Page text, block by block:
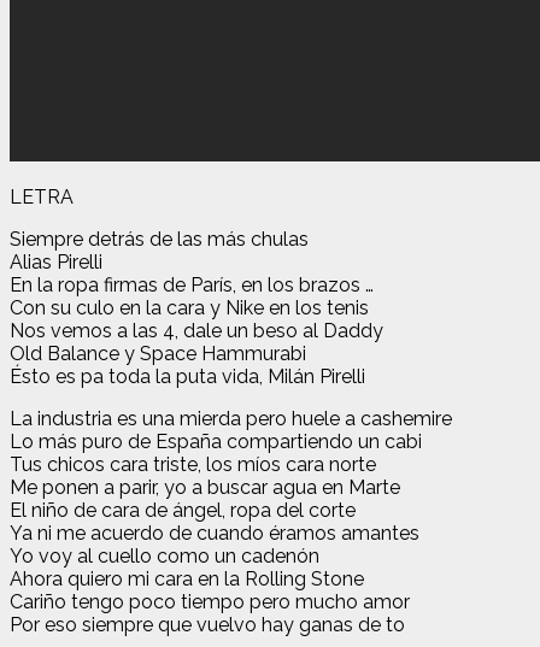
LETRA
Siempre detrás de las más chulas
Alias Pirelli
En la ropa firmas de París, en los brazos …
Con su culo en la cara y Nike en los tenis
Nos vemos a las 4, dale un beso al Daddy
Old Balance y Space Hammurabi
Ésto es pa toda la puta vida, Milán Pirelli
La industria es una mierda pero huele a cashemire
Lo más puro de España compartiendo un cabi
Tus chicos cara triste, los míos cara norte
Me ponen a parir, yo a buscar agua en Marte
El niño de cara de ángel, ropa del corte
Ya ni me acuerdo de cuando éramos amantes
Yo voy al cuello como un cadenón
Ahora quiero mi cara en la Rolling Stone
Cariño tengo poco tiempo pero mucho amor
Por eso siempre que vuelvo hay ganas de to